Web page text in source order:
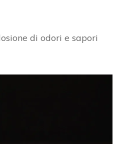
di odori e sapori